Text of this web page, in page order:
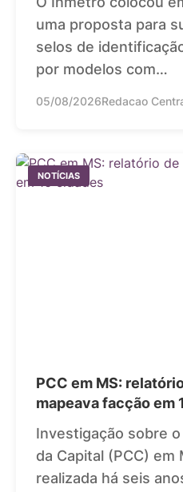
uma proposta para
selos de
por modelos com…
05/08/2026Redacao
NOTÍCIAS
PCC em MS:
mapeava facção em
Investigação sobre
da Capital (PCC) em
realizada há seis